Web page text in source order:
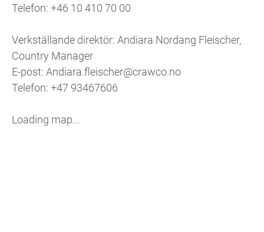
Telefon: +46 10 410 70 00
Verkställande direktör: Andiara Nordang Fleischer,
Country Manager
E-post: Andiara.fleischer@crawco.no
Telefon: +47 93467606
Loading map...